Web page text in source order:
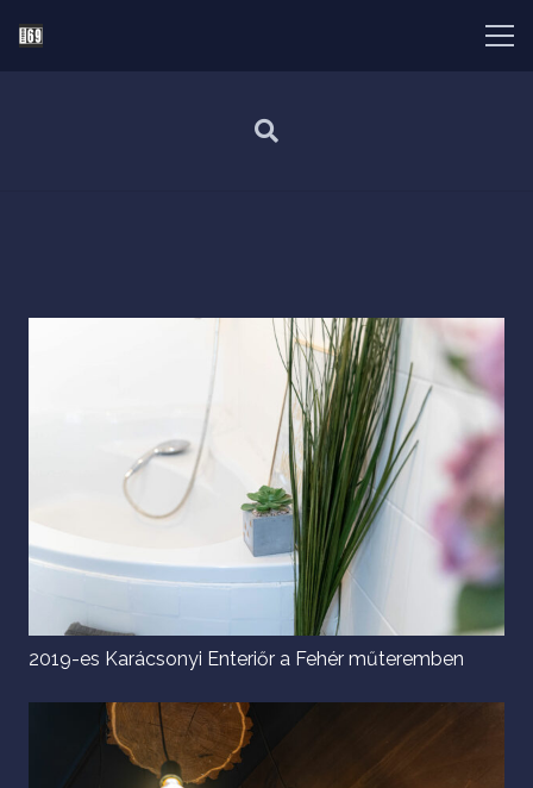
2019-es Karácsonyi Enteriőr a Fehér műteremben